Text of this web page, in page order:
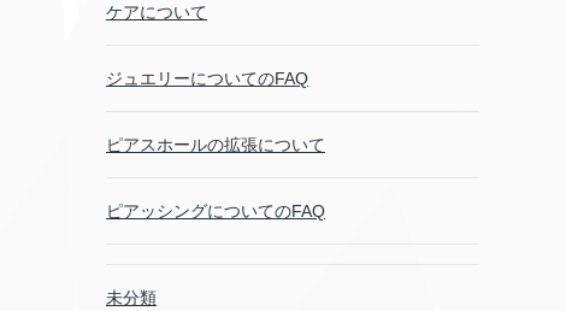
ケアについて
ジュエリーについてのFAQ
ピアスホールの拡張について
ピアッシングについてのFAQ
未分類